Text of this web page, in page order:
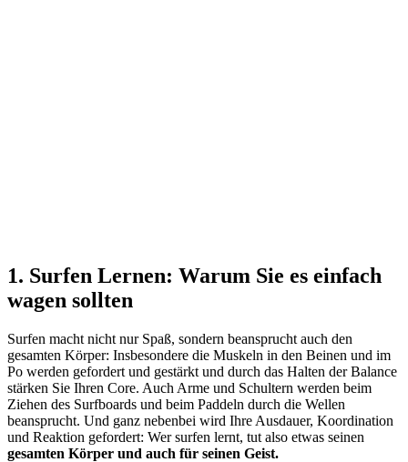
1. Surfen Lernen: Warum Sie es einfach
wagen sollten
Surfen macht nicht nur Spaß, sondern beansprucht auch den
gesamten Körper: Insbesondere die Muskeln in den Beinen und im
Po werden gefordert und gestärkt und durch das Halten der Balance
stärken Sie Ihren Core. Auch Arme und Schultern werden beim
Ziehen des Surfboards und beim Paddeln durch die Wellen
beansprucht. Und ganz nebenbei wird Ihre Ausdauer, Koordination
und Reaktion gefordert: Wer surfen lernt, tut also etwas seinen
gesamten Körper und auch für seinen Geist.